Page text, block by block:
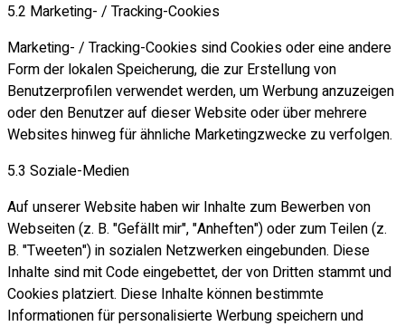
5.2 Marketing- / Tracking-Cookies
Marketing- / Tracking-Cookies sind Cookies oder eine andere
Form der lokalen Speicherung, die zur Erstellung von
Benutzerprofilen verwendet werden, um Werbung anzuzeigen
oder den Benutzer auf dieser Website oder über mehrere
Websites hinweg für ähnliche Marketingzwecke zu verfolgen.
5.3 Soziale-Medien
Auf unserer Website haben wir Inhalte zum Bewerben von
Webseiten (z. B. "Gefällt mir", "Anheften") oder zum Teilen (z.
B. "Tweeten") in sozialen Netzwerken eingebunden. Diese
Inhalte sind mit Code eingebettet, der von Dritten stammt und
Cookies platziert. Diese Inhalte können bestimmte
Informationen für personalisierte Werbung speichern und